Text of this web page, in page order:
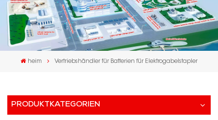
heim Vertriebshändler für Batterien für Elektrogabelstapler
PRODUKTKATEGORIEN